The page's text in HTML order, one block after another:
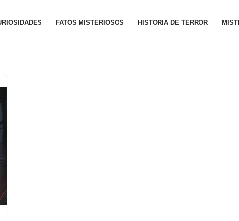
FATOS MISTERIOSOS HISTORIA DE TERROR